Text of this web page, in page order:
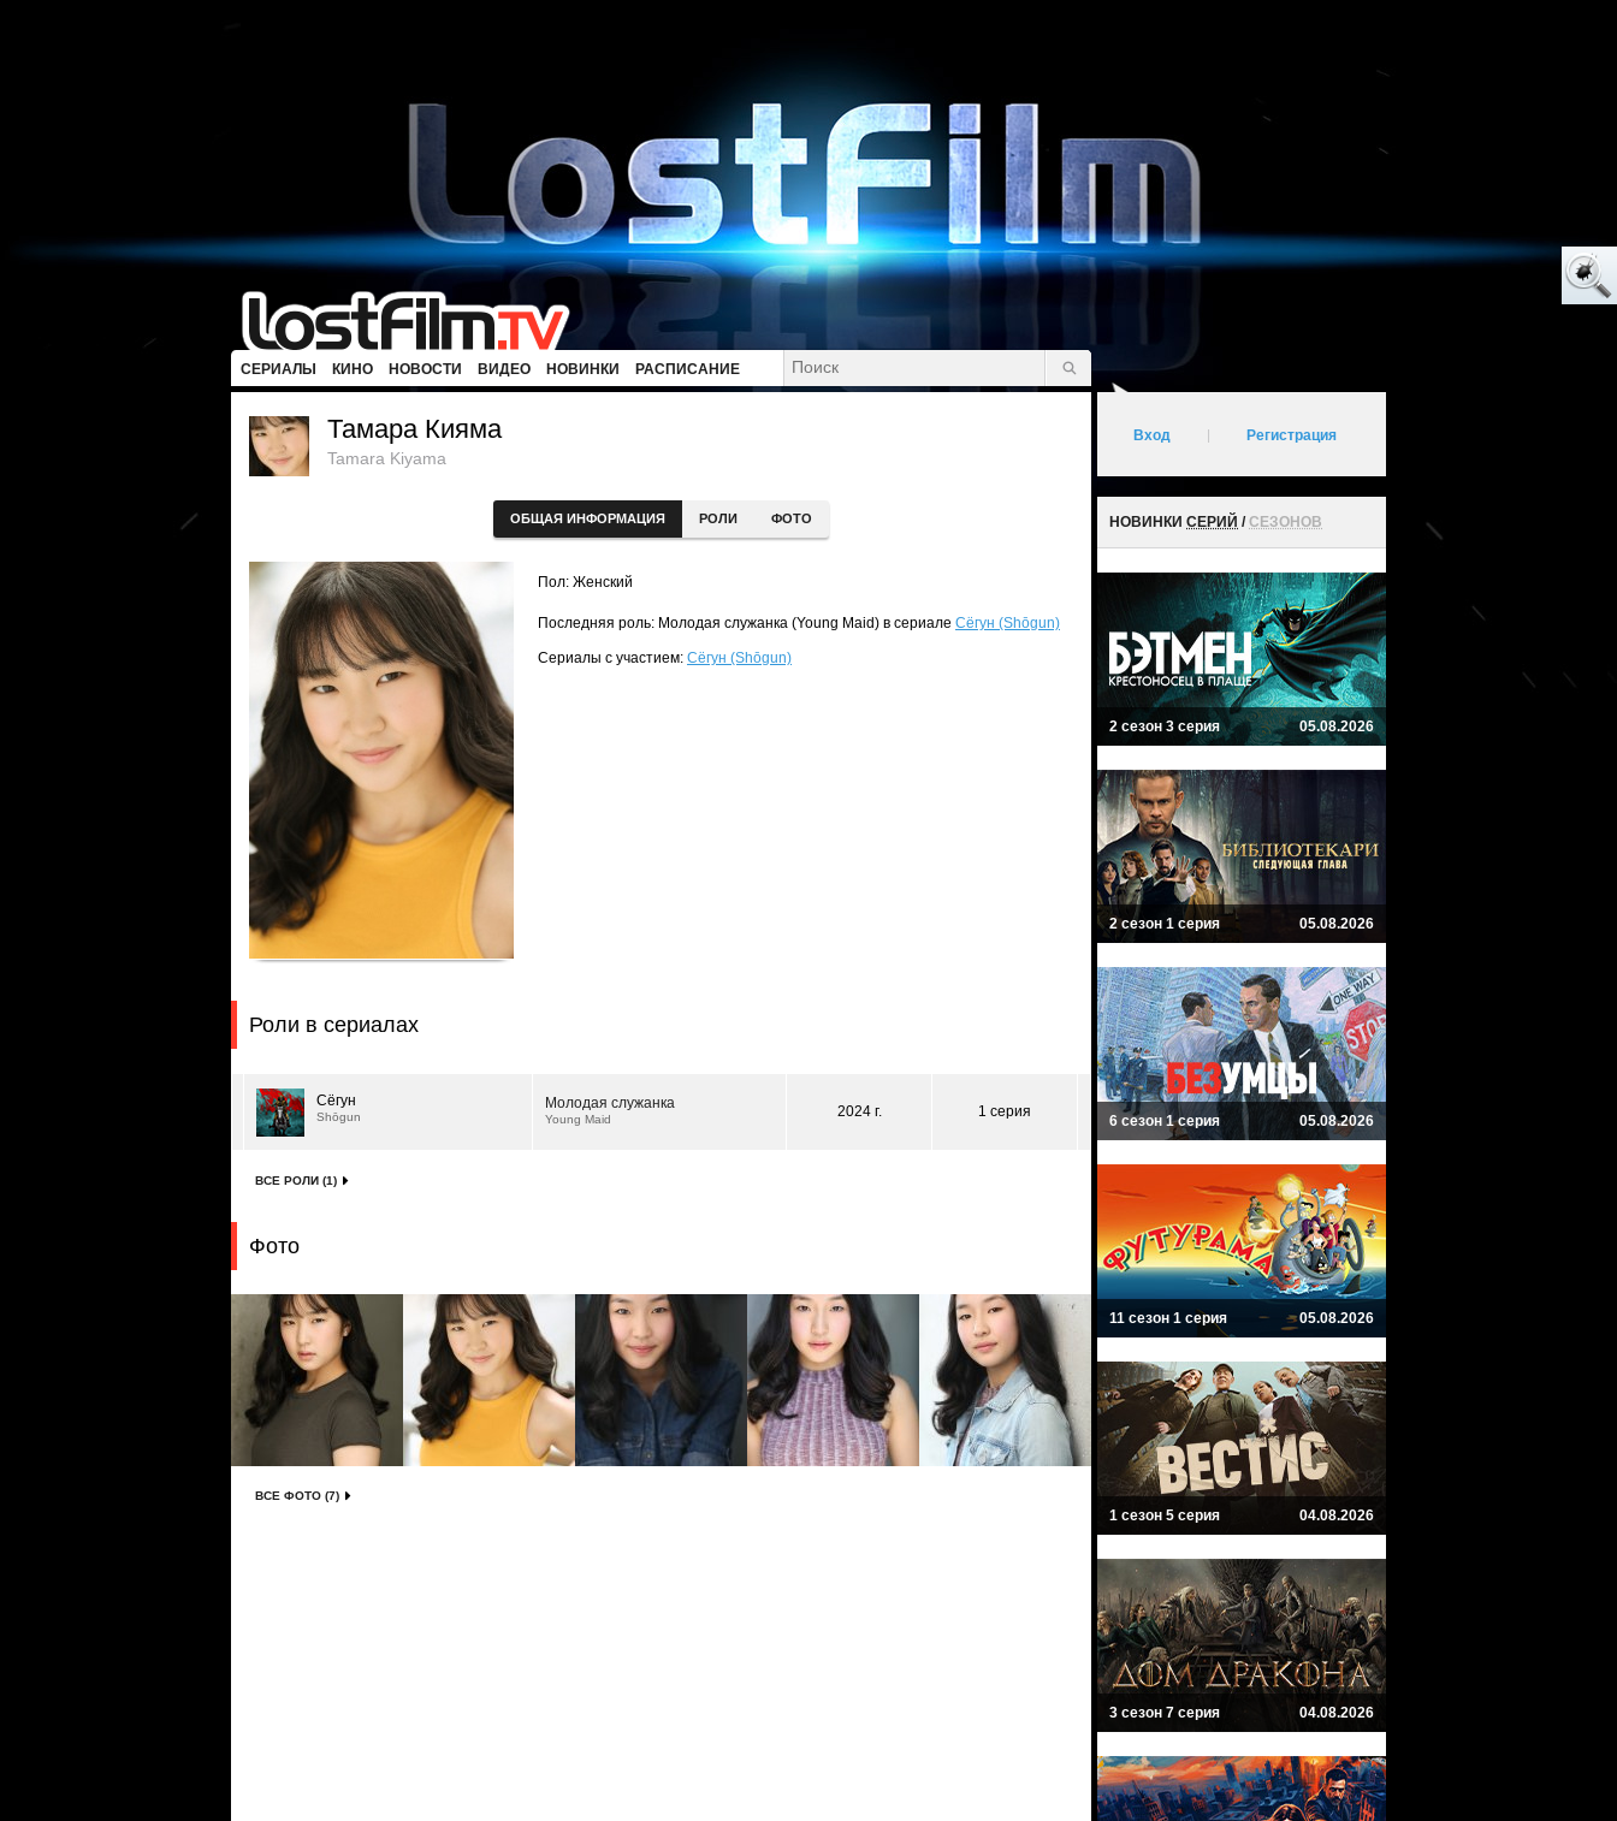
СЕРИАЛЫ КИНО НОВОСТИ ВИДЕО НОВИНКИ РАСПИСАНИЕ
Тамара Кияма
Tamara Kiyama
ОБЩАЯ ИНФОРМАЦИЯ РОЛИ ФОТО
Пол: Женский
Последняя роль: Молодая служанка (Young Maid) в сериале Сёгун (Shōgun)
Сериалы с участием: Сёгун (Shōgun)
Роли в сериалах
Сёгун
Shōgun
Молодая служанка
Young Maid 2024 г. 1 серия
ВСЕ РОЛИ (1)
Фото
ВСЕ ФОТО (7)
Вход Регистрация
НОВИНКИ СЕРИЙ /СЕЗОНОВ
2 сезон 3 серия 05.08.2026
2 сезон 1 серия 05.08.2026
6 сезон 1 серия 05.08.2026
11 сезон 1 серия 05.08.2026
1 сезон 5 серия 04.08.2026
3 сезон 7 серия 04.08.2026